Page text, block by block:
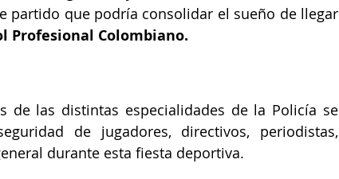
partido que podría consolidar el sueño de llegar
Profesional Colombiano.
de las distintas especialidades de la Policía se
de jugadores, directivos, periodistas,
durante esta fiesta deportiva.